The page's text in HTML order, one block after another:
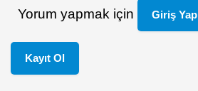
Yorum yapmak için Giriş Yap
Kayıt Ol